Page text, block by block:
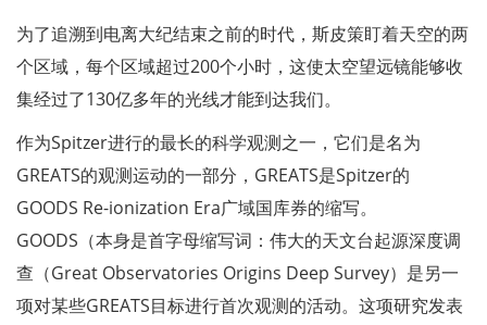
为了追溯到电离大纪结束之前的时代，斯皮策盯着天空的两
个区域，每个区域超过200个小时，这使太空望远镜能够收
集经过了130亿多年的光线才能到达我们。
作为Spitzer进行的最长的科学观测之一，它们是名为
GREATS的观测运动的一部分，GREATS是Spitzer的
GOODS Re-ionization Era广域国库券的缩写。
GOODS（本身是首字母缩写词：伟大的天文台起源深度调
查（Great Observatories Origins Deep Survey）是另一
项对某些GREATS目标进行首次观测的活动。这项研究发表